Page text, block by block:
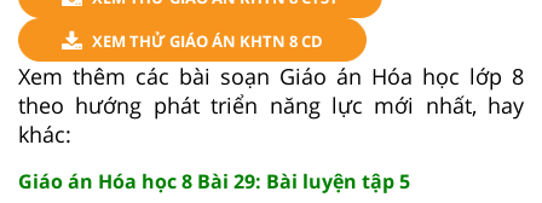
XEM THỬ GIÁO ÁN KHTN 8 CD
Xem thêm các bài soạn Giáo án Hóa học lớp 8
theo hướng phát triển năng lực mới nhất, hay
khác:
Giáo án Hóa học 8 Bài 29: Bài luyện tập 5